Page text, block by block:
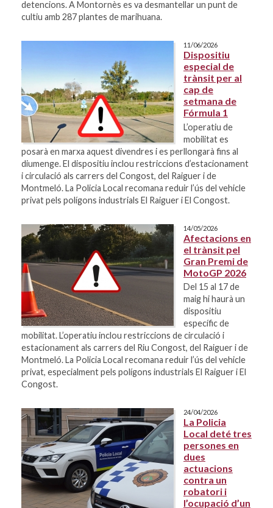
detencions. A Montornès es va desmantellar un punt de
cultiu amb 287 plantes de marihuana.
11/06/2026
Dispositiu
especial de
trànsit per al
cap de
setmana de
Fórmula 1
L’operatiu de
mobilitat es
posarà en marxa aquest divendres i es perllongarà fins al
diumenge. El dispositiu inclou restriccions d’estacionament
i circulació als carrers del Congost, del Raiguer i de
Montmeló. La Policia Local recomana reduir l’ús del vehicle
privat pels polígons industrials El Raiguer i El Congost.
14/05/2026
Afectacions en
el trànsit pel
Gran Premi de
MotoGP 2026
Del 15 al 17 de
maig hi haurà un
dispositiu
específic de
mobilitat. L’operatiu inclou restriccions de circulació i
estacionament als carrers del Riu Congost, del Raiguer i de
Montmeló. La Policia Local recomana reduir l’ús del vehicle
privat, especialment pels polígons industrials El Raiguer i El
Congost.
24/04/2026
La Policia
Local deté tres
persones en
dues
actuacions
contra un
robatori i
l’ocupació d’un